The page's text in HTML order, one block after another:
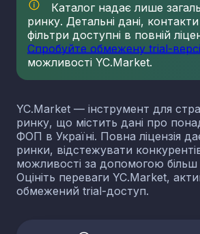
Каталог надає лише
ринку. Детальні дані,
фільтри доступні в повній
Спробуйте обмежену trial-
можливості YC.Market.
YC.Market — інструмент для
ринку, що містить дані про
ФОП в Україні. Повна ліцензія
ринки, відстежувати
можливості за допомогою більш
Оцініть переваги YC.Market,
обмежений trial-доступ.